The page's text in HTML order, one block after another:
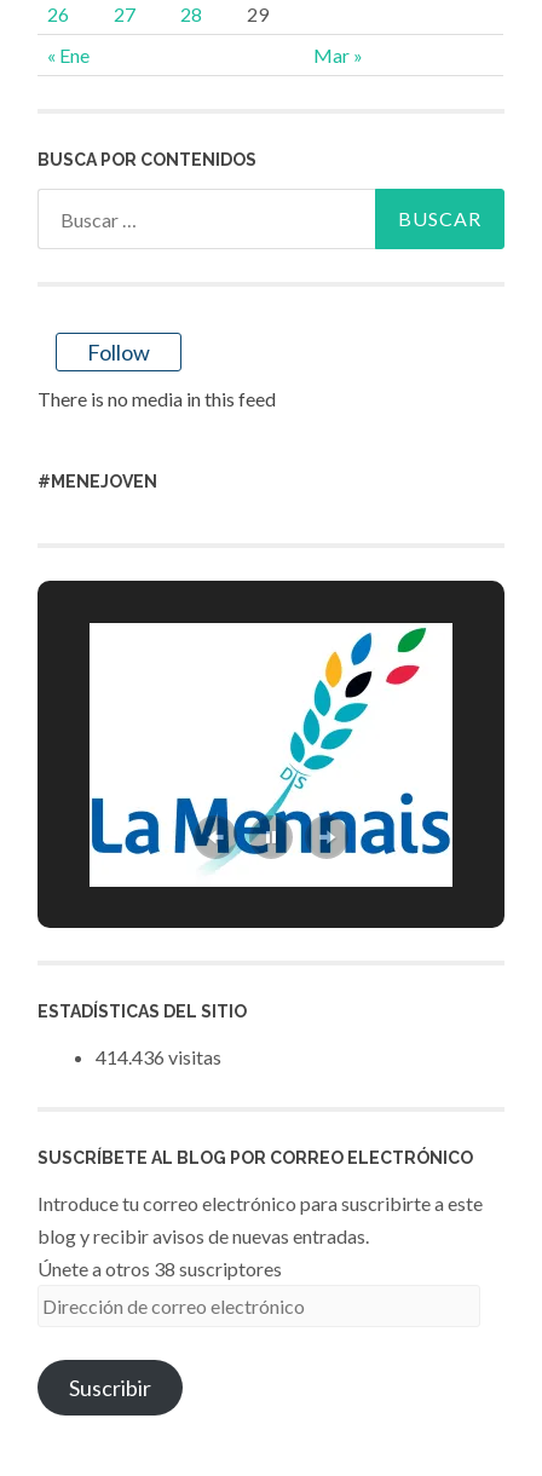
« Ene Mar »
26
27 28 29
BUSCA POR CONTENIDOS
Follow
There is no media in this feed
#MENEJOVEN
ESTADÍSTICAS DEL SITIO
414.436 visitas
SUSCRÍBETE AL BLOG POR CORREO ELECTRÓNICO
Introduce tu correo electrónico para suscribirte a este
blog y recibir avisos de nuevas entradas.
Únete a otros 38 suscriptores
Dirección
correo
electrónico
Suscribir